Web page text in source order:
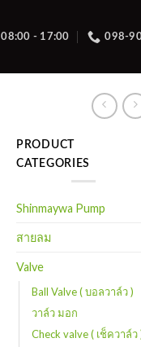
08:00 - 17:00 098-
PRODUCT
CATEGORIES
Shinmaywa Pump
สายลม
Valve
Ball Valve ( บอลวาล์ว )
วาล์ว มอก
Check valve ( เช็ควาล์ว